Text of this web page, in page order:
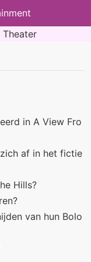
Theater
in A View Fro
af in het fictie
Hills?
van hun Bolo